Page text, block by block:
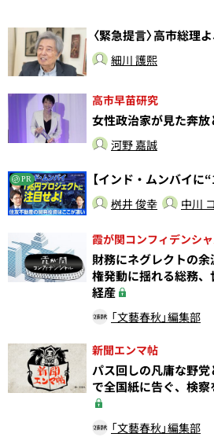
〈緊急提言〉高市総理
細川 護熙
高市早苗研究
女性政治家が見た奔放
河野 嘉誠
PR 【インド・ムンバイに
桝井 俊幸 中川
霞が関コンフィデンシ
財務にネグレクトの
権発動に揺れる総務
経産
「文藝春秋」編集部
新聞エンマ帖
パス回しの凡庸な野
で全国紙に告ぐ、検
「文藝春秋」編集部